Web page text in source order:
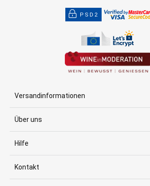
PSD2
Versandinformationen
Über uns
Hilfe
Kontakt